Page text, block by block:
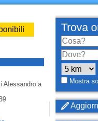
Alessandroa
Trova
Mostra